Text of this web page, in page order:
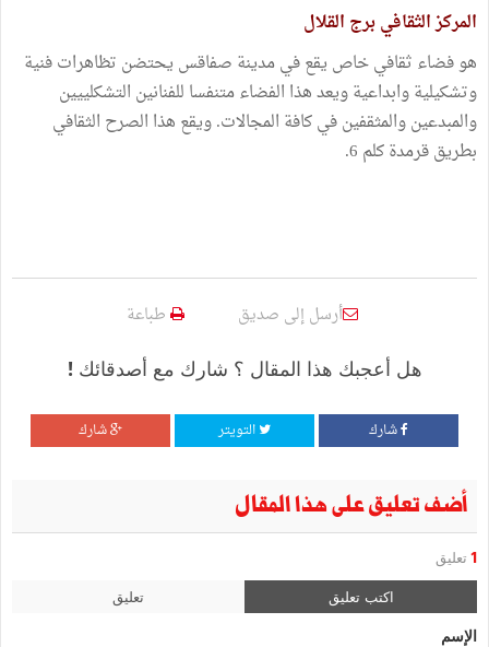
المركز الثقافي برج القلال
هو فضاء ثقافي خاص يقع في مدينة صفاقس يحتضن تظاهرات فنية
وتشكيلية وابداعية ويعد هذا الفضاء متنفسا للفنانين التشكلييين
والمبدعين والمثقفين في كافة المجالات. ويقع هذا الصرح الثقافي
بطريق قرمدة كلم 6.
أرسل إلى صديق طباعة
هل أعجبك هذا المقال ؟ شارك مع أصدقائك !
شارك التويتر شارك
أضف تعليق على هذا المقال
1 تعليق
اكتب تعليق تعليق
الإسم